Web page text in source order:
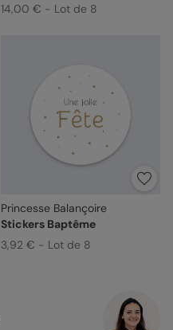
14,00 € - Lot de 8
Princesse Balançoire
Stickers Baptême
3,92 € - Lot de 8